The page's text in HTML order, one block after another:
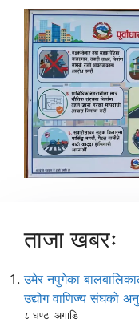
ताजा खबरः
उमेर नपुगेका
उद्योग वाणिज्य संघको
८ घण्टा अगाडि